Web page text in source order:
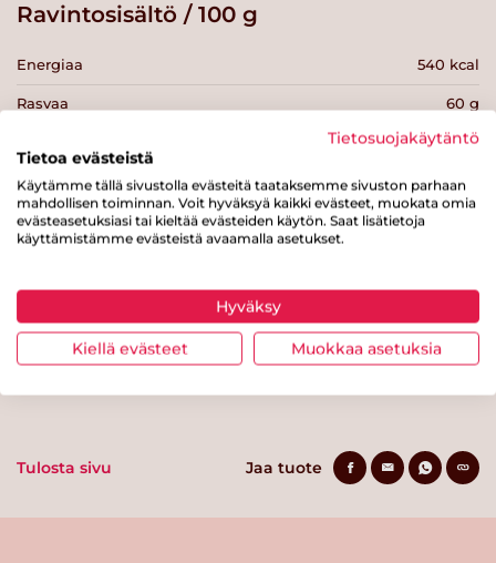
Ravintosisältö / 100 g
Energiaa 540 kcal
Rasvaa 60 g
15 g
Hiilihydraatteja 0 g
josta sokereita
Proteiinia 0 g
Suolaa 0.7 g
Tulosta sivu Jaa tuote
Tietosuojakäytäntö
Tietoa evästeistä
Käytämme tällä sivustolla evästeitä taataksemme sivuston parhaan
mahdollisen toiminnan. Voit hyväksyä kaikki evästeet, muokata omia
evästeasetuksiasi tai kieltää evästeiden käytön. Saat lisätietoja
käyttämistämme evästeistä avaamalla asetukset.
Hyväksy
Kiellä evästeet Muokkaa asetuksia